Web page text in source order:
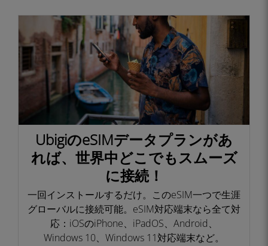
UbigiのeSIMデータプランがあ
れば、世界中どこでもスムーズ
に接続！​
一回インストールするだけ。このeSIM一つで生涯
グローバルに接続可能。eSIM対応端末なら全て対
応：iOSのiPhone、iPadOS、Android、
Windows 10、Windows 11対応端末など。​